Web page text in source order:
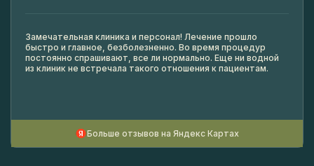
Замечательная клиника и персонал! Лечение прошло
быстро и главное, безболезненно. Во время процедур
постоянно спрашивают, все ли нормально. Еще ни водной
из клиник не встречала такого отношения к пациентам.
Больше отзывов на Яндекс Картах